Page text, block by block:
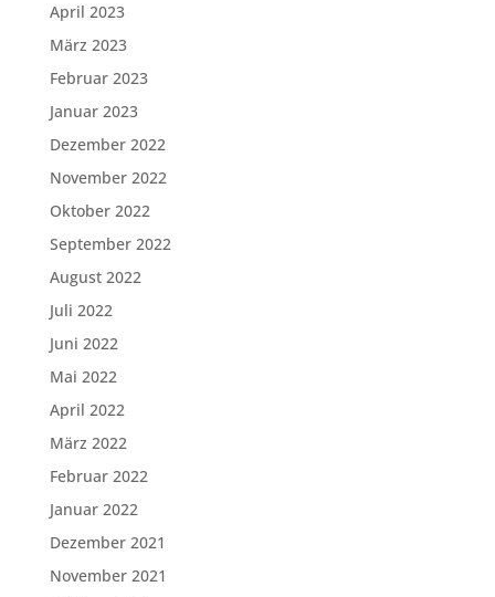
April 2023
März 2023
Februar 2023
Januar 2023
Dezember 2022
November 2022
Oktober 2022
September 2022
August 2022
Juli 2022
Juni 2022
Mai 2022
April 2022
März 2022
Februar 2022
Januar 2022
Dezember 2021
November 2021